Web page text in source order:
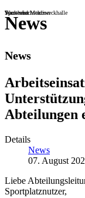
Sportheim
Turn- und Mehrzweckhalle
Wackenbachstadion
News
News
Abteilungen
Details
News
07. August
Liebe
Sportplatznutzer,